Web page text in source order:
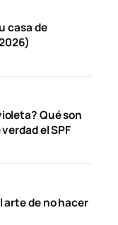
casa de
Qué son
el SPF
arte de no hacer